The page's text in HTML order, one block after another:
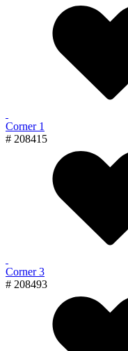
Corner 1
# 208415
Corner 3
# 208493